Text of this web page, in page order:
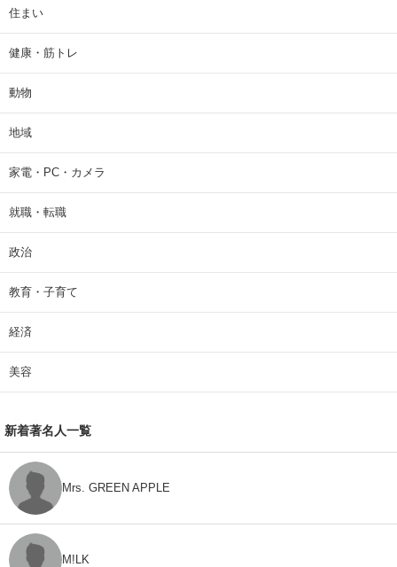
住まい
健康・筋トレ
動物
地域
家電・PC・カメラ
就職・転職
政治
教育・子育て
経済
美容
新着著名人一覧
Mrs. GREEN APPLE
M!LK